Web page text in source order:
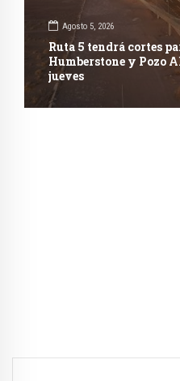
Agosto 5, 2026
Ruta 5 tendrá cortes
Humberstone y Pozo
jueves